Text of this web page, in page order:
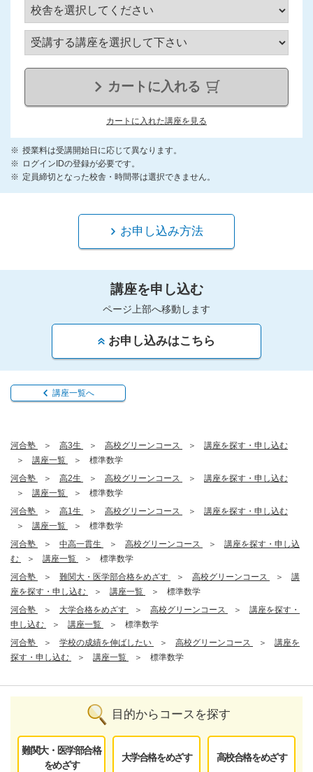
カートに入れる
カートに入れた講座を見る
授業料は受講開始日に応じて異なります。
ログインIDの登録が必要です。
定員締切となった校舎・時間帯は選択できません。
お申し込み方法
講座を申し込む
ページ上部へ移動します
お申し込みはこちら
講座一覧へ
河合塾 高3生 高校グリーンコース
講座を探す・申し込む
講座一覧
標準数学
河合塾
高2生 高校グリーンコース
講座を探す・申し込む
講座一覧
標準数学
河合塾
高1生 高校グリーンコース
講座を探す・申し込む
講座一覧
標準数学
河合塾
中高一貫生 高校グリーンコース
講座を探す・申し込
む
講座一覧
標準数学
河合塾
難関大・医学部合格をめざす 高校グリーンコース
講
座を探す・申し込む
講座一覧
標準数学
河合塾
大学合格をめざす 高校グリーンコース
講座を探す・
申し込む
講座一覧
標準数学
河合塾
学校の成績を伸ばしたい 高校グリーンコース
講座を
探す・申し込む
講座一覧 標準数学
目的からコースを探す
難関大・医学部合格
をめざす
大学合格をめざす 高校合格をめざす